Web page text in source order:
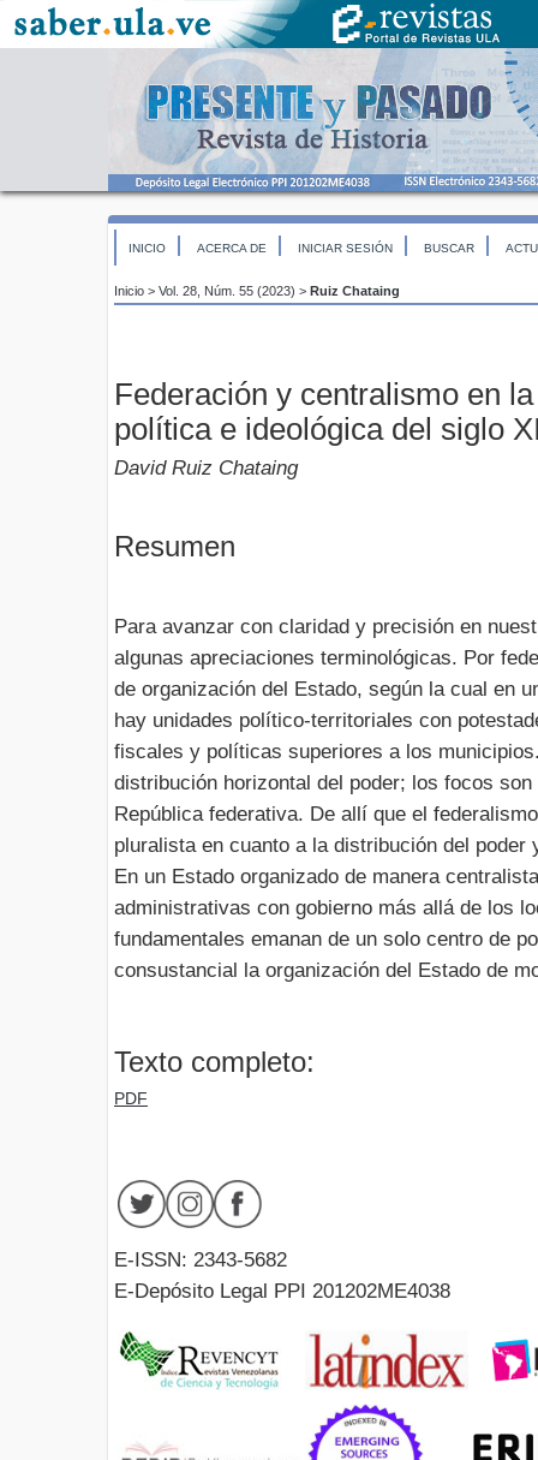
INICIO ACERCA DE INICIAR SESIÓN BUSCAR
Inicio > Vol. 28, Núm. 55 (2023) > Ruiz Chataing
Federación y centralismo en
política e ideológica del siglo
David Ruiz Chataing
Resumen
Para avanzar con claridad y precisión en
algunas apreciaciones terminológicas. Por
de organización del Estado, según la cual en
hay unidades político-territoriales con
fiscales y políticas superiores a los
distribución horizontal del poder; los focos
República federativa. De allí que el
pluralista en cuanto a la distribución del
En un Estado organizado de manera
administrativas con gobierno más allá de los
fundamentales emanan de un solo centro de
consustancial la organización del Estado de
Texto completo:
PDF
E-ISSN: 2343-5682
E-Depósito Legal PPI 201202ME4038